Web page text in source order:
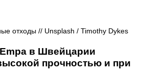
отходы // Unsplash / Timothy Dykes
Empa в Швейцарии
прочностью и при